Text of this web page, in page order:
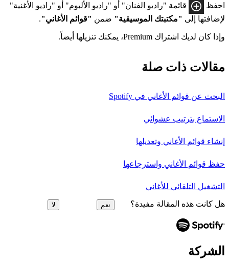
احفظ
قائمة "راديو الفنان" أو "راديو الألبوم" أو "راديو الأغنية"
لإضافتها إلى "مكتبتك الموسيقية" ضمن "قوائم الأغاني".
وإذا كان لديك اشتراك Premium، يمكنك تنزيلها أيضاً.
مقالات ذات صلة
البحث عن قوائم الأغاني في Spotify
الاستماع بترتيب عشوائي
إنشاء قوائم الأغاني وتعديلها
حفظ قوائم الأغاني واسترجاعها
التشغيل التلقائي للأغاني
هل كانت هذه المقالة مفيدة؟ نعم لا
الشركة